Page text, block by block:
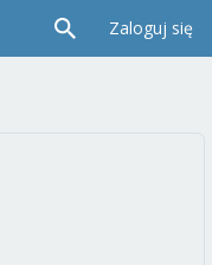
Zaloguj się